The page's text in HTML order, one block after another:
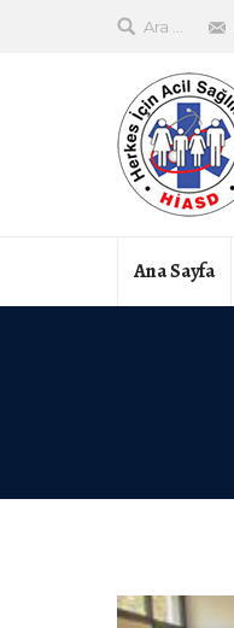
SiteAra ...
Ana Sayfa